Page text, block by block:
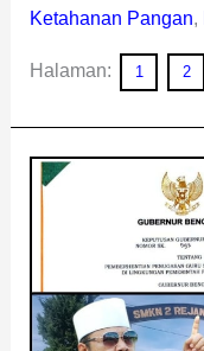
Ketahanan Pangan,
Halaman: 1 2
Petisi
37
Pencopotan
Kepala